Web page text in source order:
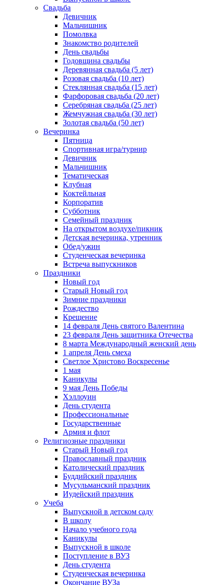
Свадьба
Девичник
Мальчишник
Помолвка
Знакомство родителей
День свадьбы
Годовщина свадьбы
Деревянная свадьба (5 лет)
Розовая свадьба (10 лет)
Стеклянная свадьба (15 лет)
Фарфоровая свадьба (20 лет)
Серебряная свадьба (25 лет)
Жемчужная свадьба (30 лет)
Золотая свадьба (50 лет)
Вечеринка
Пятница
Спортивная игра/турнир
Девичник
Мальчишник
Тематическая
Клубная
Коктейльная
Корпоратив
Субботник
Семейный праздник
На открытом воздухе/пикник
Детская вечеринка, утренник
Обед/ужин
Студенческая вечеринка
Встреча выпускников
Праздники
Новый год
Старый Новый год
Зимние праздники
Рождество
Крещение
14 февраля День святого Валентина
23 февраля День защитника Отечества
8 марта Международный женский день
1 апреля День смеха
Светлое Христово Воскресенье
1 мая
Каникулы
9 мая День Победы
Хэллоуин
День студента
Профессиональные
Государственные
Армия и флот
Религиозные праздники
Старый Новый год
Православный праздник
Католический праздник
Буддийский праздник
Мусульманский праздник
Иудейский праздник
Учеба
Выпускной в детском саду
В школу
Начало учебного года
Каникулы
Выпускной в школе
Поступление в ВУЗ
День студента
Студенческая вечеринка
Окончание ВУЗа